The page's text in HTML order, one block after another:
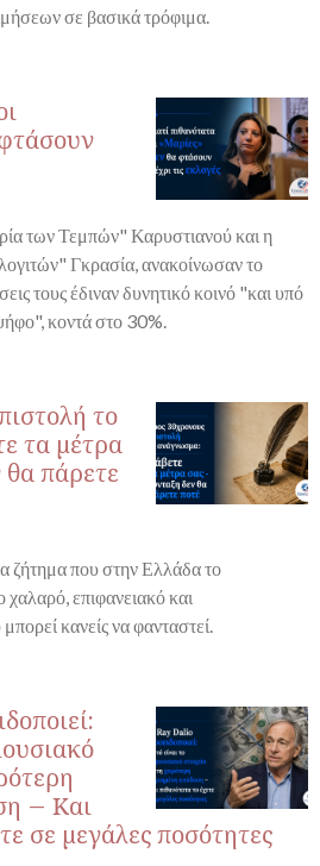
σε βασικά τρόφιμα.
των Τεμπών" Καρυστιανού και η
Γκρασία, ανακοίνωσαν το
τους έδιναν δυνητικό κοινό "και υπό
κοντά στο 30%.
το
τα μέτρα
πάρετε
ζήτημα που στην Ελλάδα το
χαλαρό, επιφανειακό και
κανείς να φανταστεί.
– Και
σε μεγάλες ποσότητες